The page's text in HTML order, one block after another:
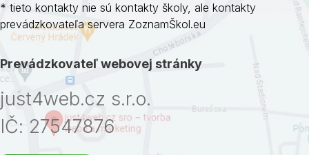
* tieto kontakty nie sú kontakty školy, ale kontakty
prevádzkovateľa servera ZoznamŠkol.eu
Prevádzkovateľ webovej stránky
just4web.cz s.r.o.
IČ: 27547876